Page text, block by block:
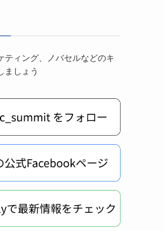
ティング、ノバセルなどのキ
ましょう